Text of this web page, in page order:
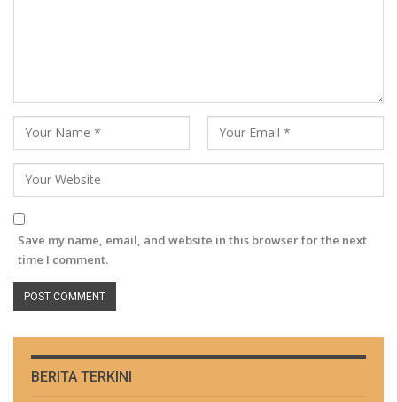
Save my name, email, and website in this browser for the next
time I comment.
BERITA TERKINI